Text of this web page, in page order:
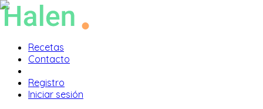
Recetas
Contacto
Registro
Iniciar sesión